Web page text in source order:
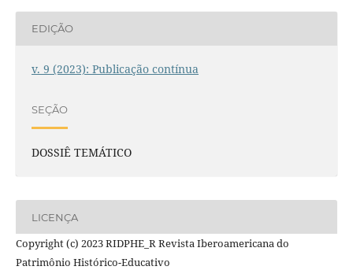
EDIÇÃO
v. 9 (2023): Publicação contínua
SEÇÃO
DOSSIÊ TEMÁTICO
LICENÇA
Copyright (c) 2023 RIDPHE_R Revista Iberoamericana do
Patrimônio Histórico-Educativo